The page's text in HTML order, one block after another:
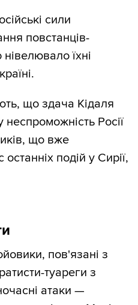
сили
повстанців-
їхні
що здача Кідаля
Росії
що вже
подій у Сирії,
пов'язані з
туареги з
атаки —